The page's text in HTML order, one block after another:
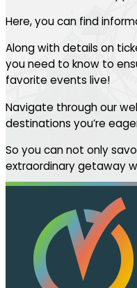
Here, you can find
Along with details on
you need to know to
favorite events live!
Navigate through our
destinations you’re
So you can not only
extraordinary getaway